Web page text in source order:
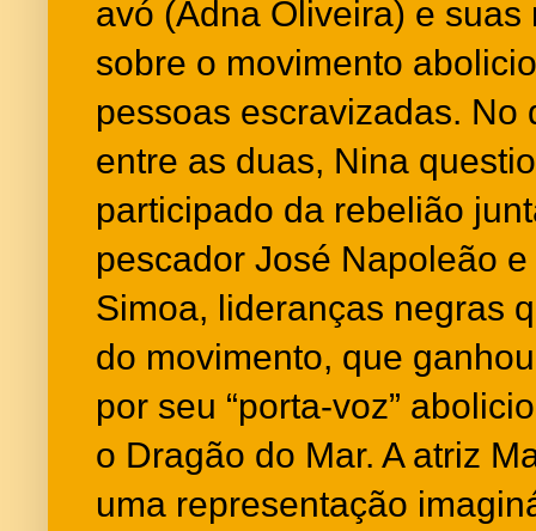
avó (Adna Oliveira) e
sobre o movimento
pessoas escravizadas. No
entre as duas, Nina
participado da rebelião
pescador José Napoleão
Simoa, lideranças negras
do movimento, que
por seu “porta-voz”
o Dragão do Mar. A atriz
uma representação